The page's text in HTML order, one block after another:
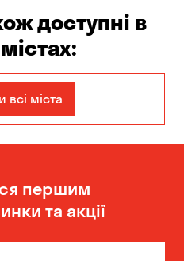
доступні в
Бабурка
Боярка
Буча
всі міста
першим
та акції